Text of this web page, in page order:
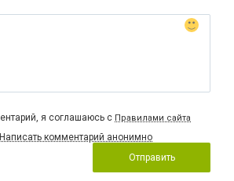
я соглашаюсь с Правилами сайта
Написать комментарий анонимно
Отправить